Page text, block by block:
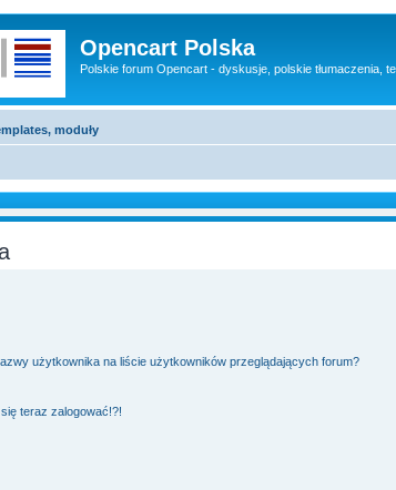
Opencart Polska
Polskie forum Opencart - dyskusje, polskie tłumaczenia,
moduły
użytkownika na liście użytkowników przeglądających forum?
teraz zalogować!?!